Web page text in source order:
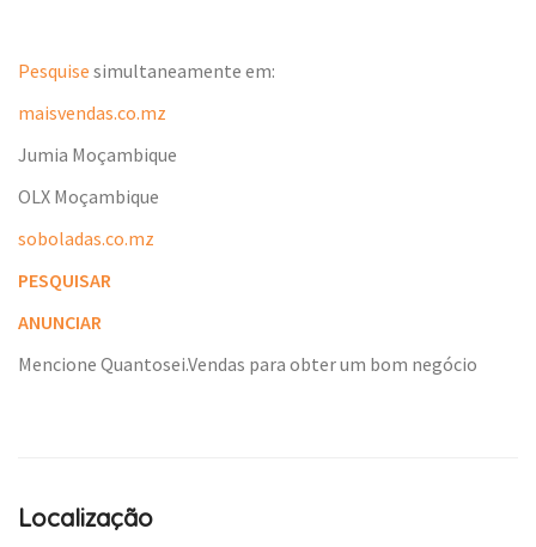
Pesquise simultaneamente em:
maisvendas.co.mz
Jumia Moçambique
OLX Moçambique
soboladas.co.mz
PESQUISAR
ANUNCIAR
Mencione Quantosei.Vendas para obter um bom negócio
Localização